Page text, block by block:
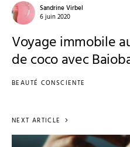
Sandrine Virbel
6 juin 2020
Voyage immobile
de coco avec
BEAUTÉ CONSCIENTE
NEXT ARTICLE